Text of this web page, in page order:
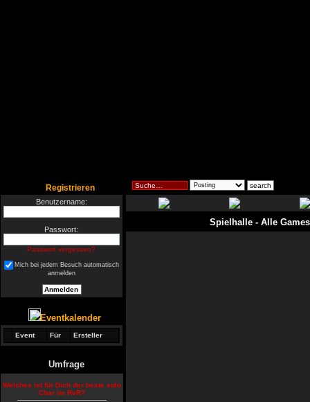
Registrieren
Benutzername:
Passwort:
Passwort vergessen?
Mich bei jedem Besuch automatisch
anmelden
Eventkalender
Event Für Ersteller
Umfrage
Welches ist für Dich der beste solo
Char im RvR?
Spielhalle - Alle